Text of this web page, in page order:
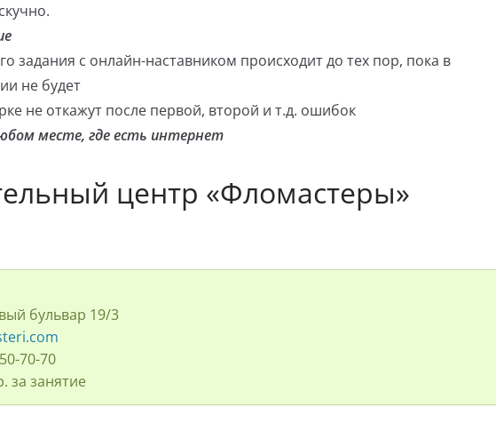
задания с онлайн-наставником происходит до тех пор, пока в
не будет
не откажут после первой, второй и т.д. ошибок
месте, где есть интернет
центр «Фломастеры»
бульвар 19/3
70-70
за занятие